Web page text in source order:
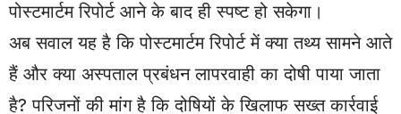
पोस्टमार्टम रिपोर्ट आने के बाद ही स्पष्ट हो सकेगा।
अब सवाल यह है कि पोस्टमार्टम रिपोर्ट में क्या तथ्य सामने आते
हैं और क्या अस्पताल प्रबंधन लापरवाही का दोषी पाया जाता
है? परिजनों की मांग है कि दोषियों के खिलाफ सख्त कार्रवाई